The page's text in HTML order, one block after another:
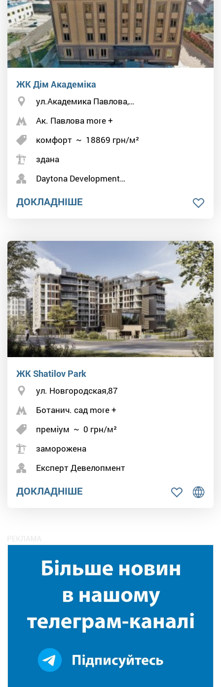
ЖК Дім Академіка
ул.Академика Павлова,…
Ак. Павлова more +
комфорт ~ 18869 грн/м²
здана
Daytona Development…
ДОКЛАДНІШЕ
ЖК Shatilov Park
ул. Новгородская,87
Ботанич. сад more +
преміум ~ 0 грн/м²
заморожена
Експерт Девелопмент
ДОКЛАДНІШЕ